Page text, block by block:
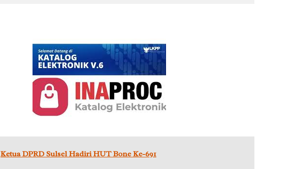
Ketua DPRD Sulsel Hadiri HUT Bone Ke-691